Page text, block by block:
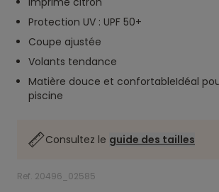
Protection UV : UPF 50+
Coupe ajustée
Volants tendance
Matière douce et confortableIdéal
piscine
Consultez le guide des tailles
Ref. 20496_02585